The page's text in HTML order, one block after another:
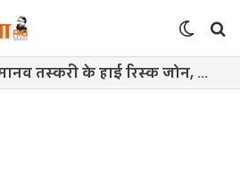
Switch
skin
बिहार के 18 जिले मानव तस्करी के हाई रिस्क जोन, सामने आई चिंताजनक तस्वीर